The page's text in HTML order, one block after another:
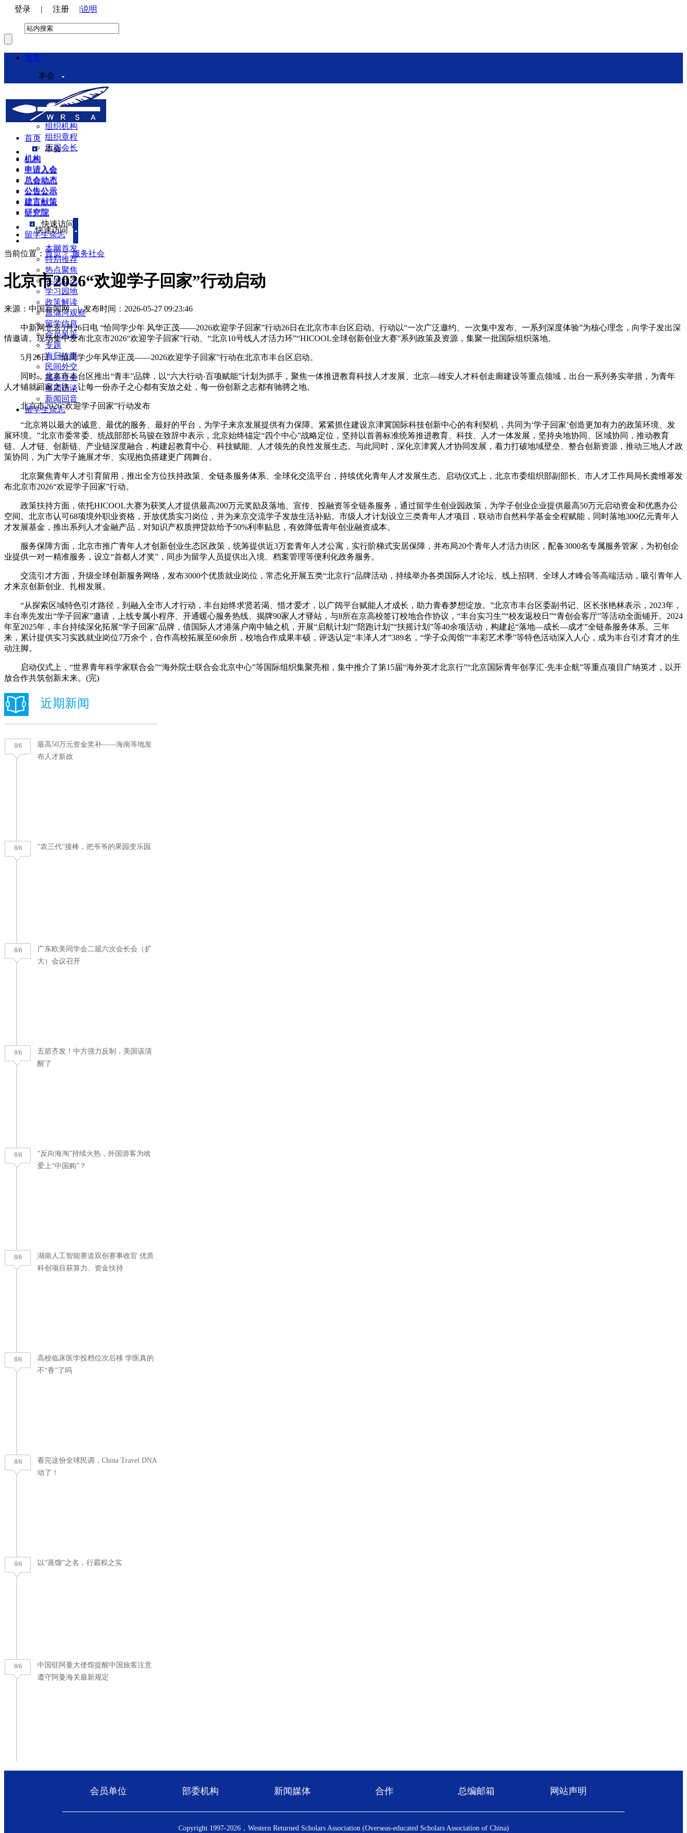
登录 | 注册 |说明
首页
本会
本会介绍
领导机构
理事会
组织机构
组织章程
历届会长
机构
申请入会
总会动态
公告公示
建言献策
研究院
快速访问
本网首发
特别推荐
热点聚焦
各地动态
学习园地
政策解读
菖蒲河观察
留学信息
会员风采
专题
海归故事
民间外交
服务社会
每周访谈
新闻回音
留学生杂志
首页
本会
机构
申请入会
总会动态
公告公示
建言献策
研究院
快速访问
留学生杂志
当前位置： 首页>服务社会
北京市2026“欢迎学子回家”行动启动
来源：中国新闻网 |发布时间：2026-05-27 09:23:46
中新网北京5月26日电 “恰同学少年 风华正茂——2026欢迎学子回家”行动26日在北京市丰台区启动。行动以“一次广泛邀约、一次集中发布、一系列深度体验”为核心理念，向学子发出深
情邀请。现场集中发布北京市2026“欢迎学子回家”行动、“北京10号线人才活力环”“HICOOL全球创新创业大赛”系列政策及资源，集聚一批国际组织落地。
5月26日，“恰同学少年风华正茂——2026欢迎学子回家”行动在北京市丰台区启动。
同时，北京市丰台区推出“青丰”品牌，以“六大行动·百项赋能”计划为抓手，聚焦一体推进教育科技人才发展、北京—雄安人才科创走廊建设等重点领域，出台一系列务实举措，为青年
人才铺就回家之路，让每一份赤子之心都有安放之处，每一份创新之志都有驰骋之地。
北京市2026“欢迎学子回家”行动发布
“北京将以最大的诚意、最优的服务、最好的平台，为学子来京发展提供有力保障。紧紧抓住建设京津冀国际科技创新中心的有利契机，共同为‘学子回家’创造更加有力的政策环境、发
展环境。”北京市委常委、统战部部长马骏在致辞中表示，北京始终锚定“四个中心”战略定位，坚持以首善标准统筹推进教育、科技、人才一体发展，坚持央地协同、区域协同，推动教育
链、人才链、创新链、产业链深度融合，构建起教育中心、科技赋能、人才领先的良性发展生态。与此同时，深化京津冀人才协同发展，着力打破地域壁垒、整合创新资源，推动三地人才政
策协同，为广大学子施展才华、实现抱负搭建更广阔舞台。
北京聚焦青年人才引育留用，推出全方位扶持政策、全链条服务体系、全球化交流平台，持续优化青年人才发展生态。启动仪式上，北京市委组织部副部长、市人才工作局局长龚维幂发
布北京市2026“欢迎学子回家”行动。
政策扶持方面，依托HICOOL大赛为获奖人才提供最高200万元奖励及落地、宣传、投融资等全链条服务，通过留学生创业园政策，为学子创业企业提供最高50万元启动资金和优惠办公
空间。北京市认可68项境外职业资格，开放优质实习岗位，并为来京交流学子发放生活补贴。市级人才计划设立三类青年人才项目，联动市自然科学基金全程赋能，同时落地300亿元青年人
才发展基金，推出系列人才金融产品，对知识产权质押贷款给予50%利率贴息，有效降低青年创业融资成本。
服务保障方面，北京市推广青年人才创新创业生态区政策，统筹提供近3万套青年人才公寓，实行阶梯式安居保障，并布局20个青年人才活力街区，配备3000名专属服务管家，为初创企
业提供一对一精准服务，设立“首都人才奖”，同步为留学人员提供出入境、档案管理等便利化政务服务。
交流引才方面，升级全球创新服务网络，发布3000个优质就业岗位，常态化开展五类“北京行”品牌活动，持续举办各类国际人才论坛、线上招聘、全球人才峰会等高端活动，吸引青年人
才来京创新创业、扎根发展。
“从探索区域特色引才路径，到融入全市人才行动，丰台始终求贤若渴、惜才爱才，以广阔平台赋能人才成长，助力青春梦想绽放。”北京市丰台区委副书记、区长张艳林表示，2023年，
丰台率先发出“学子回家”邀请，上线专属小程序、开通暖心服务热线、揭牌90家人才驿站，与8所在京高校签订校地合作协议，“丰台实习生”“校友返校日”“青创会客厅”等活动全面铺开。2024
年至2025年，丰台持续深化拓展“学子回家”品牌，借国际人才港落户南中轴之机，开展“启航计划”“陪跑计划”“扶摇计划”等40余项活动，构建起“落地—成长—成才”全链条服务体系。三年
来，累计提供实习实践就业岗位7万余个，合作高校拓展至60余所，校地合作成果丰硕，评选认定“丰泽人才”389名，“学子众阅馆”“丰彩艺术季”等特色活动深入人心，成为丰台引才育才的生
动注脚。
启动仪式上，“世界青年科学家联合会”“海外院士联合会北京中心”等国际组织集聚亮相，集中推介了第15届“海外英才北京行”“北京国际青年创享汇·先丰企航”等重点项目广纳英才，以开
放合作共筑创新未来。(完)